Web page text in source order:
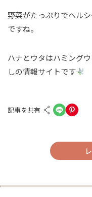
野菜がたっぷりでヘル
ですね。
ハナとウタはハミング
しの情報サイトです
記事を共有